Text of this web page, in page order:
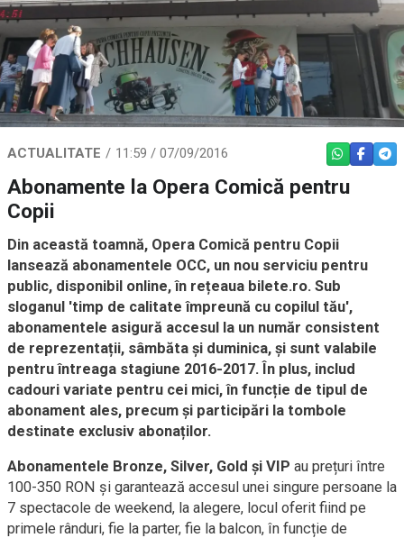
ACTUALITATE 11:59 / 07/09/2016 WHATSAPP
Abonamente la Opera Comică pentru
Copii
Din această toamnă, Opera Comică pentru Copii
lansează abonamentele OCC, un nou serviciu pentru
public, disponibil online, în rețeaua bilete.ro. Sub
sloganul 'timp de calitate împreună cu copilul tău',
abonamentele asigură accesul la un număr consistent
de reprezentații, sâmbăta și duminica, și sunt valabile
pentru întreaga stagiune 2016-2017. În plus, includ
cadouri variate pentru cei mici, în funcție de tipul de
abonament ales, precum și participări la tombole
destinate exclusiv abonaților.
Abonamentele Bronze, Silver, Gold și VIP au prețuri între
100-350 RON și garantează accesul unei singure persoane la
7 spectacole de weekend, la alegere, locul oferit fiind pe
primele rânduri, fie la parter, fie la balcon, în funcție de